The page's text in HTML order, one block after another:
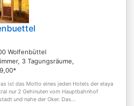
Wolfenbüttel
3 Tagungsräume,
ist das Motto eines jeden Hotels der elaya
nur 2 Gehinuten vom Hauptbahnhof
und nahe der Oker. Das...